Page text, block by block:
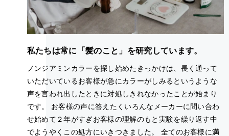
私たちは常に「髪のこと」を研究しています。
ノンジアミンカラーを探し始めたきっかけは、長く通って
いただいているお客様が急にカラーがしみるというような
声を言われ出したときに対処しきれなかったことが始まり
です。 お客様の声に答えたくいろんなメーカーに問い合わ
せ始めて２年がすぎお客様の理解のもと実験を繰り返す中
でようやくこの処方にいきつきました。 全てのお客様に満